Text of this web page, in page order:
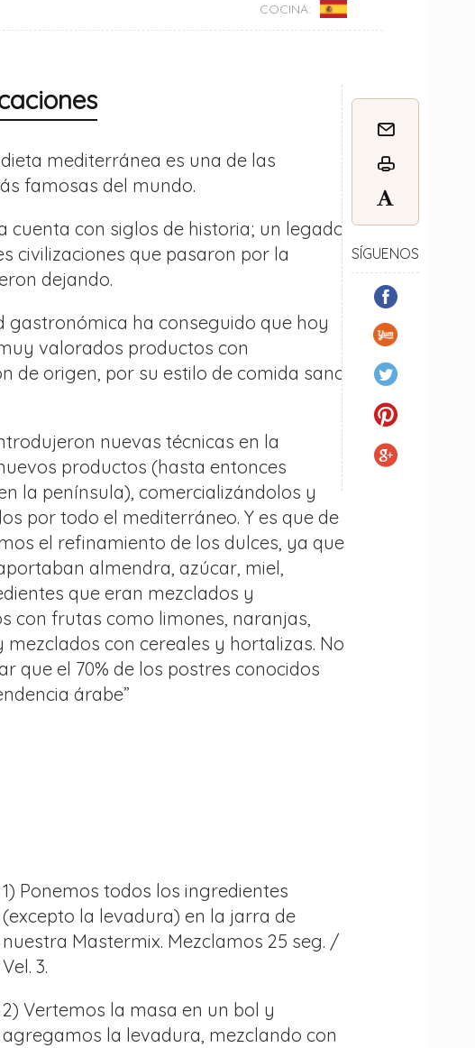
COCINA:
SÍGUENOS
dieta mediterránea es una de las
famosas del mundo.
cuenta con siglos de historia; un legado
civilizaciones que pasaron por la
dejando.
gastronómica ha conseguido que hoy
valorados productos con
de origen, por su estilo de comida sano
nuevas técnicas en la
productos (hasta entonces
la península), comercializándolos y
por todo el mediterráneo. Y es que de
el refinamiento de los dulces, ya que
almendra, azúcar, miel,
que eran mezclados y
con frutas como limones, naranjas,
mezclados con cereales y hortalizas. No
que el 70% de los postres conocidos
árabe”
1) Ponemos todos los ingredientes
(excepto la levadura) en la jarra de
nuestra Mastermix. Mezclamos 25 seg. /
Vel. 3.
2) Vertemos la masa en un bol y
agregamos la levadura, mezclando con